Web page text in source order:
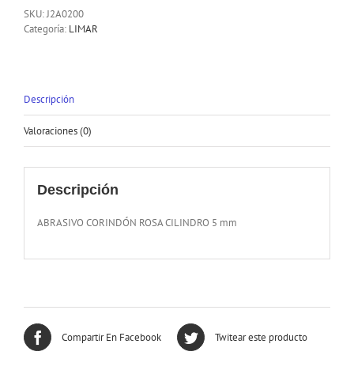
SKU:J2A0200
Categoría: LIMAR
Descripción
Valoraciones (0)
Descripción
ABRASIVO CORINDÓN ROSA CILINDRO 5 mm
Compartir En Facebook Twitear este producto